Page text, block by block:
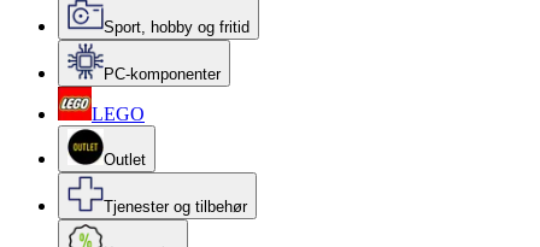
Sport, hobby og fritid
PC-komponenter
LEGO
Outlet
Tjenester og tilbehør